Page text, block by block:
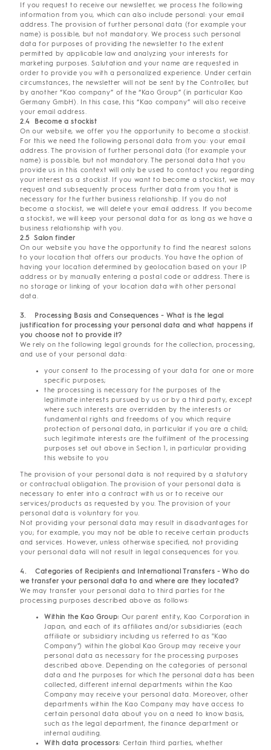
If you request to receive our newsletter, we process the following
information from you, which can also include personal: your email
address. The provision of further personal data (for example your
name) is possible, but not mandatory. We process such personal
data for purposes of providing the newsletter to the extent
permitted by applicable law and analyzing your interests for
marketing purposes. Salutation and your name are requested in
order to provide you with a personalized experience. Under certain
circumstances, the newsletter will not be sent by the Controller, but
by another “Kao company” of the “Kao Group” (in particular Kao
Germany GmbH). In this case, this “Kao company” will also receive
your email address.
2.4 Become a stockist
On our website, we offer you the opportunity to become a stockist.
For this we need the following personal data from you: your email
address. The provision of further personal data (for example your
name) is possible, but not mandatory. The personal data that you
provide us in this context will only be used to contact you regarding
your interest as a stockist. If you want to become a stockist, we may
request and subsequently process further data from you that is
necessary for the further business relationship. If you do not
become a stockist, we will delete your email address. If you become
a stockist, we will keep your personal data for as long as we have a
business relationship with you.
2.5 Salon finder
On our website you have the opportunity to find the nearest salons
to your location that offers our products. You have the option of
having your location determined by geolocation based on your IP
address or by manually entering a postal code or address. There is
no storage or linking of your location data with other personal
data.
3. Processing Basis and Consequences - What is the legal
justification for processing your personal data and what happens if
you choose not to provide it?
We rely on the following legal grounds for the collection, processing,
and use of your personal data:
your consent to the processing of your data for one or more
specific purposes;
the processing is necessary for the purposes of the
legitimate interests pursued by us or by a third party, except
where such interests are overridden by the interests or
fundamental rights and freedoms of you which require
protection of personal data, in particular if you are a child;
such legitimate interests are the fulfilment of the processing
purposes set out above in Section 1, in particular providing
this website to you
The provision of your personal data is not required by a statutory
or contractual obligation. The provision of your personal data is
necessary to enter into a contract with us or to receive our
services/products as requested by you. The provision of your
personal data is voluntary for you.
Not providing your personal data may result in disadvantages for
you; for example, you may not be able to receive certain products
and services. However, unless otherwise specified, not providing
your personal data will not result in legal consequences for you.
4. Categories of Recipients and International Transfers - Who do
we transfer your personal data to and where are they located?
We may transfer your personal data to third parties for the
processing purposes described above as follows:
Within the Kao Group: Our parent entity, Kao Corporation in
Japan, and each of its affiliates and/or subsidiaries (each
affiliate or subsidiary including us referred to as "Kao
Company") within the global Kao Group may receive your
personal data as necessary for the processing purposes
described above. Depending on the categories of personal
data and the purposes for which the personal data has been
collected, different internal departments within the Kao
Company may receive your personal data. Moreover, other
departments within the Kao Company may have access to
certain personal data about you on a need to know basis,
such as the legal department, the finance department or
internal auditing.
With data processors: Certain third parties, whether